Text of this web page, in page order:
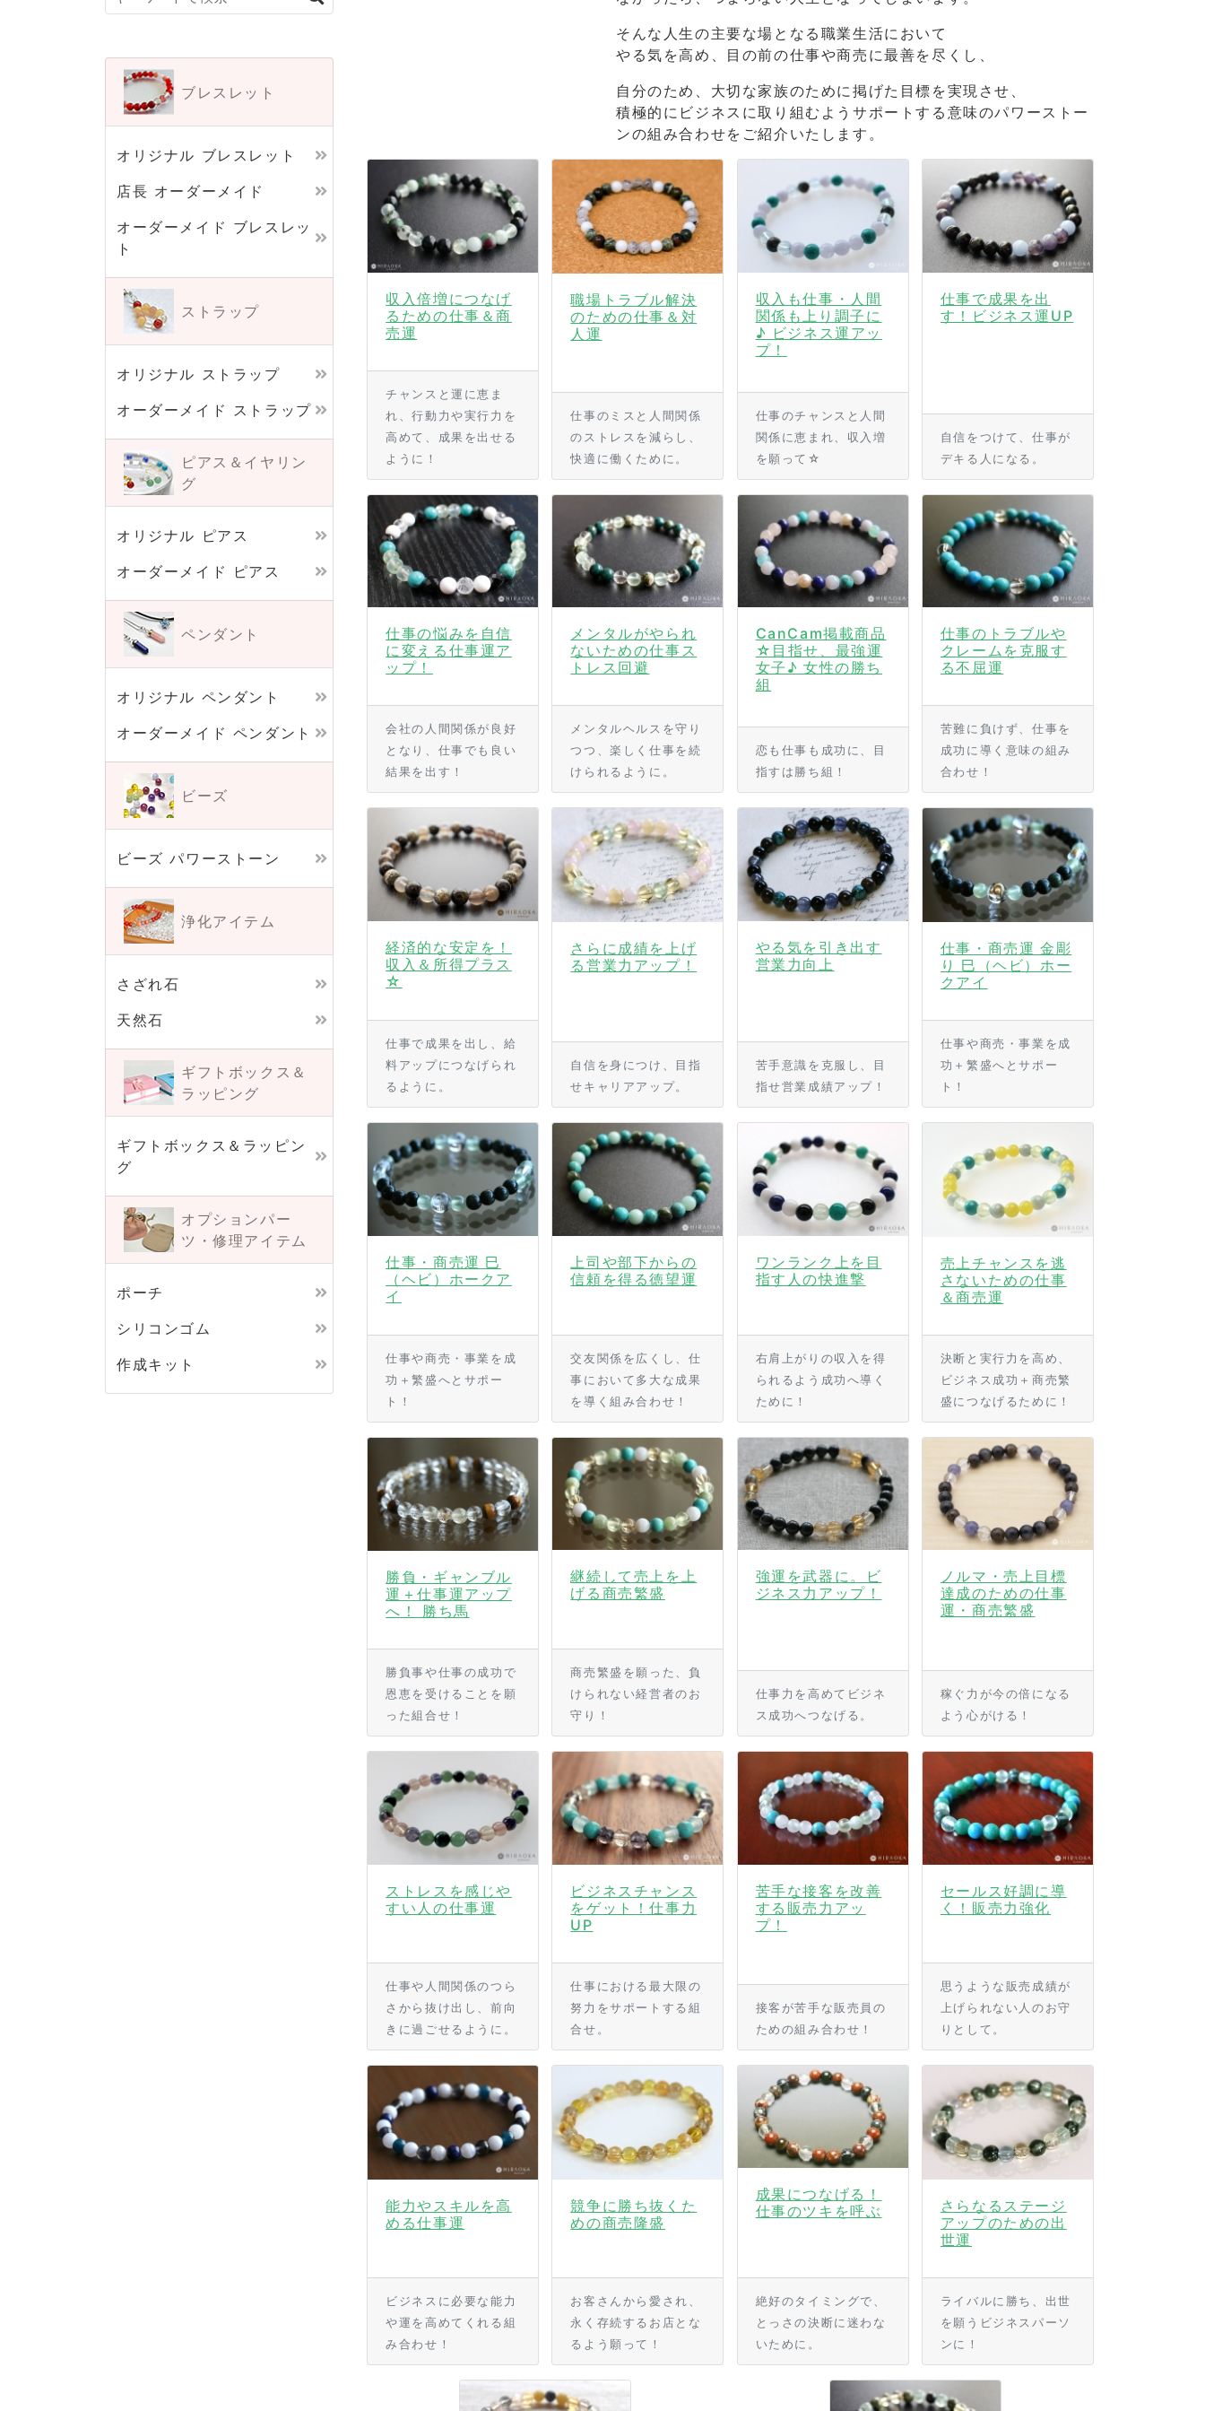
そんな人生の主要な場となる職業生活において
やる気を高め、目の前の仕事や商売に最善を尽くし、
自分のため、大切な家族のために掲げた目標を実現させ、
積極的にビジネスに取り組むようサポートする意味のパワーストー
ンの組み合わせをご紹介いたします。
収入倍増につなげ
るための仕事＆商
売運
チャンスと運に恵ま
れ、行動力や実行力を
高めて、成果を出せる
ように！
職場トラブル解決
のための仕事＆対
人運
仕事のミスと人間関係
のストレスを減らし、
快適に働くために。
収入も仕事・人間
関係も上り調子に
♪ ビジネス運アッ
プ！
仕事のチャンスと人間
関係に恵まれ、収入増
を願って☆
仕事で成果を出
す！ビジネス運UP
自信をつけて、仕事が
デキる人になる。
仕事の悩みを自信
に変える仕事運ア
ップ！
会社の人間関係が良好
となり、仕事でも良い
結果を出す！
メンタルがやられ
ないための仕事ス
トレス回避
メンタルヘルスを守り
つつ、楽しく仕事を続
けられるように。
CanCam掲載商品
☆目指せ、最強運
女子♪ 女性の勝ち
組
恋も仕事も成功に、目
指すは勝ち組！
仕事のトラブルや
クレームを克服す
る不屈運
苦難に負けず、仕事を
成功に導く意味の組み
合わせ！
経済的な安定を！
収入＆所得プラス
☆
仕事で成果を出し、給
料アップにつなげられ
るように。
さらに成績を上げ
る営業力アップ！
自信を身につけ、目指
せキャリアアップ。
やる気を引き出す
営業力向上
苦手意識を克服し、目
指せ営業成績アップ！
仕事・商売運 金彫
り 巳（ヘビ）ホー
クアイ
仕事や商売・事業を成
功＋繁盛へとサポー
ト！
仕事・商売運 巳
（ヘビ）ホークア
イ
仕事や商売・事業を成
功＋繁盛へとサポー
ト！
上司や部下からの
信頼を得る徳望運
交友関係を広くし、仕
事において多大な成果
を導く組み合わせ！
ワンランク上を目
指す人の快進撃
右肩上がりの収入を得
られるよう成功へ導く
ために！
売上チャンスを逃
さないための仕事
＆商売運
決断と実行力を高め、
ビジネス成功＋商売繁
盛につなげるために！
勝負・ギャンブル
運＋仕事運アップ
へ！ 勝ち馬
勝負事や仕事の成功で
恩恵を受けることを願
った組合せ！
継続して売上を上
げる商売繁盛
商売繁盛を願った、負
けられない経営者のお
守り！
強運を武器に。ビ
ジネス力アップ！
仕事力を高めてビジネ
ス成功へつなげる。
ノルマ・売上目標
達成のための仕事
運・商売繁盛
稼ぐ力が今の倍になる
よう心がける！
ストレスを感じや
すい人の仕事運
仕事や人間関係のつら
さから抜け出し、前向
きに過ごせるように。
ビジネスチャンス
をゲット！仕事力
UP
仕事における最大限の
努力をサポートする組
合せ。
苦手な接客を改善
する販売力アッ
プ！
接客が苦手な販売員の
ための組み合わせ！
セールス好調に導
く！販売力強化
思うような販売成績が
上げられない人のお守
りとして。
能力やスキルを高
める仕事運
ビジネスに必要な能力
や運を高めてくれる組
み合わせ！
競争に勝ち抜くた
めの商売隆盛
お客さんから愛され、
永く存続するお店とな
るよう願って！
成果につなげる！
仕事のツキを呼ぶ
絶好のタイミングで、
とっさの決断に迷わな
いために。
さらなるステージ
アップのための出
世運
ライバルに勝ち、出世
を願うビジネスパーソ
ンに！
ブレスレット
オリジナル ブレスレット
店長 オーダーメイド
オーダーメイド ブレスレッ
ト
ストラップ
オリジナル ストラップ
オーダーメイド ストラップ
ピアス＆イヤリン
グ
オリジナル ピアス
オーダーメイド ピアス
ペンダント
オリジナル ペンダント
オーダーメイド ペンダント
ビーズ
ビーズ パワーストーン
浄化アイテム
さざれ石
天然石
ギフトボックス＆
ラッピング
ギフトボックス＆ラッピン
グ
オプションパー
ツ・修理アイテム
ポーチ
シリコンゴム
作成キット